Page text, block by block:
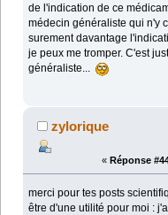
de l'indication de ce
médecin généraliste qui n'y
surement davantage
je peux me tromper. C'est
généraliste...
zylorique
« Réponse
merci pour tes posts
être d'une utilité pour moi :